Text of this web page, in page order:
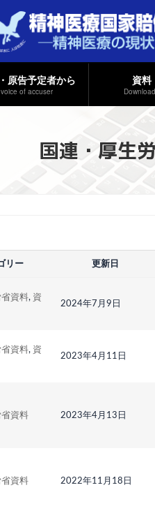
原告予定者から
voice of accuser
資料
国連・厚生
リー 更新日
資料, 資
2024年7月9日
資料, 資
2023年4月11日
資料 2023年4月13日
資料 2022年11月18日